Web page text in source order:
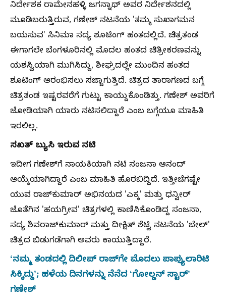
ನಿರ್ದೇಶಕ ರಾಮೇನಹಳ್ಳಿ ಜಗನ್ನಾಥ್ ಅವರ ನಿರ್ದೇಶನದಲ್ಲಿ
ಮೂಡಿಬರುತ್ತಿರುವ, ಗಣೇಶ್‌ ನಟನೆಯ 'ತಮ್ಮ ಸುಖಾಗಮನ
ಬಯಸುವ' ಸಿನಿಮಾ ಸದ್ಯ ಶೂಟಿಂಗ್ ಹಂತದಲ್ಲಿದೆ. ಚಿತ್ರತಂಡ
ಈಗಾಗಲೇ ಬೆಂಗಳೂರಿನಲ್ಲಿ ಮೊದಲ ಹಂತದ ಚಿತ್ರೀಕರಣವನ್ನು
ಯಶಸ್ವಿಯಾಗಿ ಮುಗಿಸಿದ್ದು, ಶೀಘ್ರದಲ್ಲೇ ಮುಂದಿನ ಹಂತದ
ಶೂಟಿಂಗ್ ಆರಂಭಿಸಲು ಸಜ್ಜಾಗುತ್ತಿದೆ. ಚಿತ್ರದ ತಾರಾಗಣದ ಬಗ್ಗೆ
ಚಿತ್ರತಂಡ ಇಷ್ಟರವರೆಗೆ ಗುಟ್ಟು ಕಾಯ್ದುಕೊಂಡಿತ್ತು. ಗಣೇಶ್ ಅವರಿಗೆ
ಜೋಡಿಯಾಗಿ ಯಾರು ನಟಿಸಲಿದ್ದಾರೆ ಎಂಬ ಬಗ್ಗೆಯೂ ಮಾಹಿತಿ
ಇರಲಿಲ್ಲ.
ಸಖತ್‌ ಬ್ಯುಸಿ ಇರುವ ನಟಿ
ಇದೀಗ ಗಣೇಶ್‌ಗೆ ನಾಯಕಿಯಾಗಿ ನಟಿ ಸಂಜನಾ ಆನಂದ್
ಆಯ್ಕೆಯಾಗಿದ್ದಾರೆ ಎಂಬ ಮಾಹಿತಿ ಹೊರಬಿದ್ದಿದೆ. ಇತ್ತೀಚೆಗಷ್ಟೇ
ಯುವ ರಾಜ್‌ಕುಮಾರ್ ಅಭಿನಯದ 'ಎಕ್ಕ' ಮತ್ತು ಧನ್ವೀರ್
ಜೊತೆಗಿನ 'ಹಯಗ್ರೀವ' ಚಿತ್ರಗಳಲ್ಲಿ ಕಾಣಿಸಿಕೊಂಡಿದ್ದ ಸಂಜನಾ,
ಸದ್ಯ ಶಿವರಾಜ್‌ಕುಮಾರ್ ಮತ್ತು ದೀಕ್ಷಿತ್ ಶೆಟ್ಟಿ ನಟನೆಯ 'ಬೇಲ್'
ಚಿತ್ರದ ಬಿಡುಗಡೆಗಾಗಿ ಅವರು ಕಾಯುತ್ತಿದ್ದಾರೆ.
ʻನಮ್ಮ ತಂಡದಲ್ಲಿ ದಿಲೀಪ್‌ ರಾಜ್‌ಗೇ ಮೊದಲು ಪಾಪ್ಯುಲಾರಿಟಿ
ಸಿಕ್ಕಿದ್ದುʼ; ಹಳೆಯ ದಿನಗಳನ್ನು ನೆನೆದ ʻಗೋಲ್ಡನ್‌ ಸ್ಟಾರ್‌ʼ
ಗಣೇಶ್‌